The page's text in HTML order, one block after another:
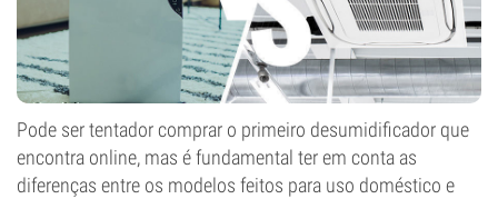
Pode ser tentador comprar o primeiro desumidificador que
encontra online, mas é fundamental ter em conta as
diferenças entre os modelos feitos para uso doméstico e